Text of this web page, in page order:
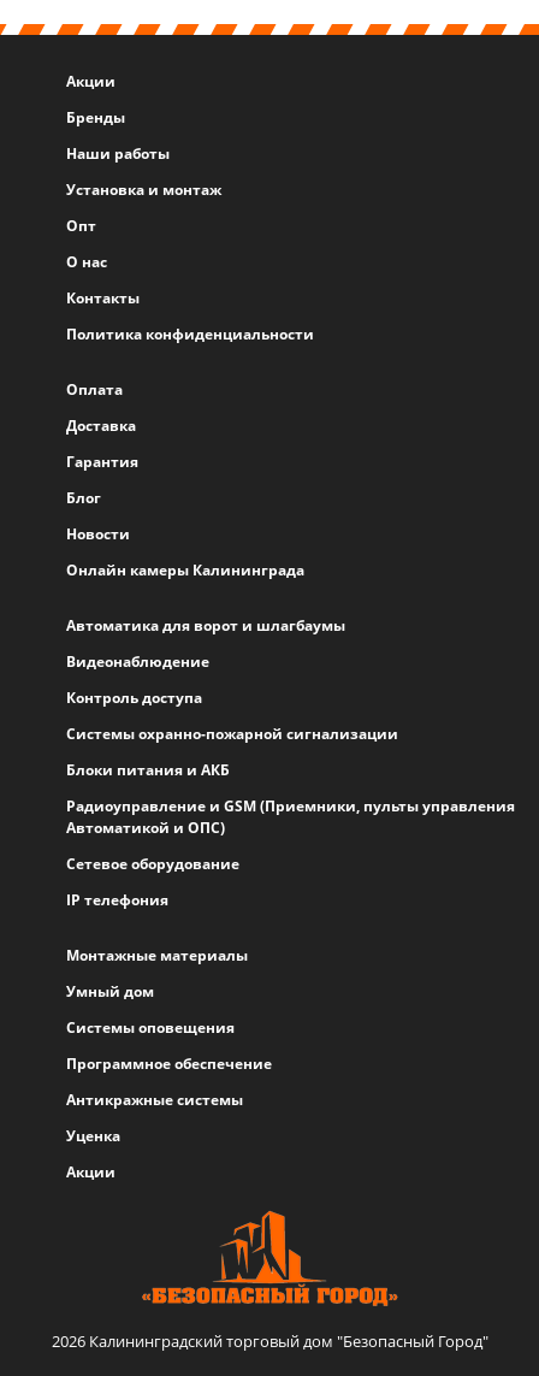
Акции
Бренды
Наши работы
Установка и монтаж
Опт
О нас
Контакты
Политика конфиденциальности
Оплата
Доставка
Гарантия
Блог
Новости
Онлайн камеры Калининграда
Автоматика для ворот и шлагбаумы
Видеонаблюдение
Контроль доступа
Системы охранно-пожарной сигнализации
Блоки питания и АКБ
Радиоуправление и GSM (Приемники, пульты управления
Автоматикой и ОПС)
Сетевое оборудование
IP телефония
Монтажные материалы
Умный дом
Системы оповещения
Программное обеспечение
Антикражные системы
Уценка
Акции
2026 Калининградский торговый дом "Безопасный Город"